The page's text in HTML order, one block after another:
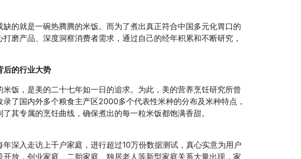
的就是一碗热腾腾的米饭。而为了煮出真正符合中国多元化胃口的
磨产品、深度洞察消费者需求，通过自己的经年积累和不断研究，
后的行业大势
饭，是美的二十七年如一日的追求。为此，美的营养烹饪研究所曾
了国内外多个粮食主产区2000多个代表性米种的分布及米种特点，
其专属的烹饪曲线，确保煮出的每一粒米饭都饱满香甜。
深入走访上千户家庭，进行超过10万份数据测试，真心实意为用户
放，创业家庭、二胎家庭、独居老人等新型家庭关系大量出现，家